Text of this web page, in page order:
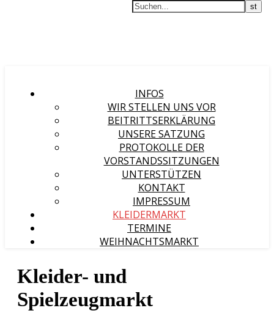
INFOS
WIR STELLEN UNS VOR
BEITRITTSERKLÄRUNG
UNSERE SATZUNG
PROTOKOLLE DER
VORSTANDSSITZUNGEN
UNTERSTÜTZEN
KONTAKT
IMPRESSUM
KLEIDERMARKT
TERMINE
WEIHNACHTSMARKT
Kleider- und
Spielzeugmarkt